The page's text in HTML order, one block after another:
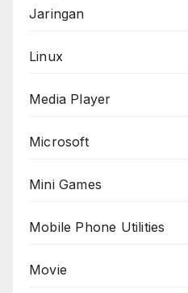
Jaringan
Linux
Media Player
Microsoft
Mini Games
Mobile Phone Utilities
Movie